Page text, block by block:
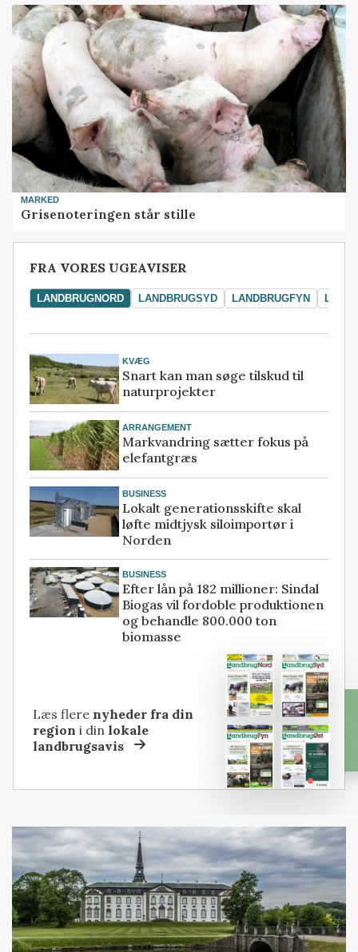
MARKED
Grisenoteringen står stille
FRA VORES UGEAVISER
LANDBRUGNORD LANDBRUGSYD LANDBRUGFYN
KVÆG
Snart kan man søge tilskud til
naturprojekter
ARRANGEMENT
Markvandring sætter fokus på
elefantgræs
BUSINESS
Lokalt generationsskifte skal
løfte midtjysk siloimportør i
Norden
BUSINESS
Efter lån på 182 millioner: Sindal
Biogas vil fordoble produktionen
og behandle 800.000 ton
biomasse
Læs flere nyheder fra din
region i dinlokale
landbrugsavis